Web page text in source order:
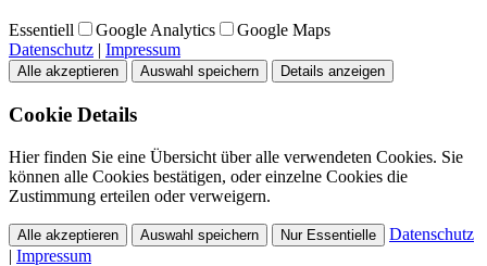
Essentiell Google Analytics
Google Maps
Datenschutz | Impressum
Alle akzeptieren Auswahl speichern Details anzeigen
Cookie Details
Hier finden Sie eine Übersicht über alle verwendeten Cookies. Sie
können alle Cookies bestätigen, oder einzelne Cookies die
Zustimmung erteilen oder verweigern.
Alle akzeptieren Auswahl speichern Nur Essentielle
Datenschutz
| Impressum